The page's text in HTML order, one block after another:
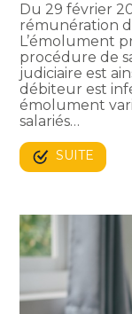
Du 29 février
rémunération
L’émolument
procédure de
judiciaire est
débiteur est
émolument
salariés…
SUITE